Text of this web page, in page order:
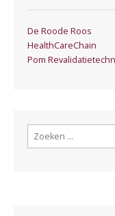
De Roode Roos
HealthCareChain
Pom
Zoeken